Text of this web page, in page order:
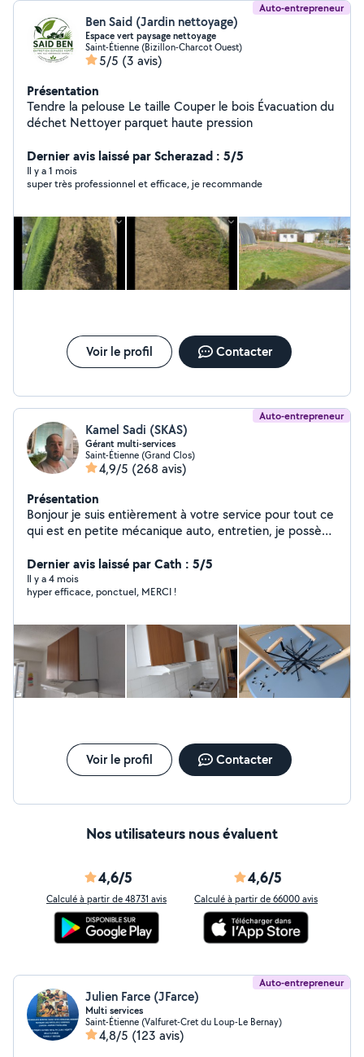
Auto-entrepreneur
Ben Said (Jardin nettoyage)
Espace vert paysage nettoyage
Saint-Étienne (Bizillon-Charcot Ouest)
5/5 (3 avis)
Présentation
Tendre la pelouse Le taille Couper le bois Évacuation du
déchet Nettoyer parquet haute pression
Dernier avis laissé par Scherazad : 5/5
Il y a 1 mois
super très professionnel et efficace, je recommande
Voir le profil Contacter
Auto-entrepreneur
Kamel Sadi (SKAS)
Gérant multi-services
Saint-Étienne (Grand Clos)
4,9/5 (268 avis)
Présentation
Bonjour je suis entièrement à votre service pour tout ce
qui est en petite mécanique auto, entretien, je possède
intérieur de votre habitation, je propose mes services
en déménagement .
Dernier avis laissé par Cath : 5/5
Il y a 4 mois
hyper efficace, ponctuel, MERCI !
Voir le profil Contacter
Nos utilisateurs nous évaluent
4,6/5
Calculé à partir de 48731 avis
4,6/5
Calculé à partir de 66000 avis
Auto-entrepreneur
Julien Farce (JFarce)
Multi services
Saint-Étienne (Valfuret-Cret du Loup-Le Bernay)
4,8/5 (123 avis)